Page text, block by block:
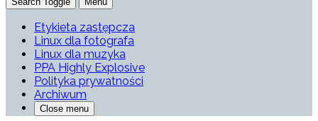
Etykieta zastępcza
Linux dla fotografa
Linux dla muzyka
PPA Highly Explosive
Polityka prywatności
Archiwum
Close menu